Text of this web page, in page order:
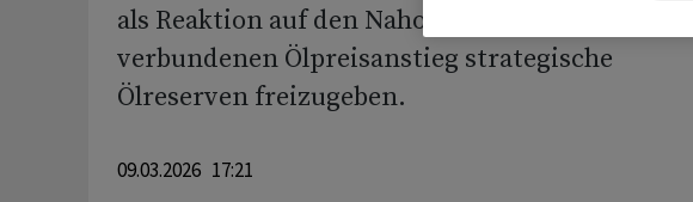
als Reaktion auf den Nahost-Krieg und den damit
verbundenen Ölpreisanstieg strategische
Ölreserven freizugeben.
09.03.2026 17:21